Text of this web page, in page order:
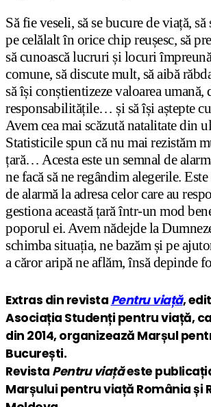
Să fie veseli, să se bucure de viață, să
pe celălalt în orice chip reușesc, să
să cunoască lucruri și locuri
comune, să discute mult, să aibă
să își conștientizeze valoarea umană,
responsabilitățile… și să își aștepte
Avem cea mai scăzută natalitate din
Statisticile spun că nu mai rezistăm
țară… Acesta este un semnal de
ne facă să ne regândim alegerile.
de alarmă la adresa celor care au
gestiona această țară într-un mod
poporul ei. Avem nădejde la
schimba situația, ne bazăm și pe
a căror aripă ne aflăm, însă depinde
Extras din revista Pentru viață,
Asociația Studenți pentru viață,
din 2014, organizează Marșul
București.
Revista Pentru viațăeste
Marșului pentru viață România și